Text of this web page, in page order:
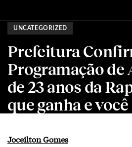
UNCATEGORIZED
Prefeitura
Programação de
de 23 anos da
que ganha e você
Joceilton Gomes